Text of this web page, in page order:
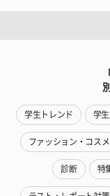
学生トレンド 学
ファッション・コスメ
診断 特